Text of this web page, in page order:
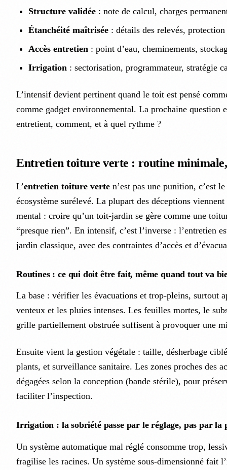
Structure validée : note de calcul, charges
Étanchéité maîtrisée : détails des relevés,
Accès entretien : point d’eau, cheminements,
Irrigation : sectorisation, programmateur, stratégie
L’intensif devient pertinent quand le toit est pensé
comme gadget environnemental. La prochaine question
entretient, comment, et à quel rythme ?
Entretien toiture verte : routine
L’entretien toiture verte n’est pas une punition, c’est
écosystème surélevé. La plupart des déceptions
mental : croire qu’un toit-jardin se gère comme une
“presque rien”. En intensif, c’est l’inverse : l’entretien
jardin classique, avec des contraintes d’accès et
Routines : ce qui doit être fait, même quand tout va
La base : vérifier les évacuations et trop-pleins, surtout
venteux et les pluies intenses. Les feuilles mortes, le
grille partiellement obstruée suffisent à provoquer une
Ensuite vient la gestion végétale : taille, désherbage
plants, et surveillance sanitaire. Les zones proches des
dégagées selon la conception (bande stérile), pour
faciliter l’inspection.
Irrigation : la sobriété passe par le réglage, pas par la
Un système automatique mal réglé consomme trop,
fragilise les racines. Un système sous-dimensionné fait